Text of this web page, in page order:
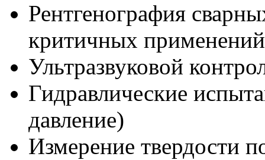
Рентгенография
критичных
Ультразвуковой
Гидравлические
давление)
Измерение твердости